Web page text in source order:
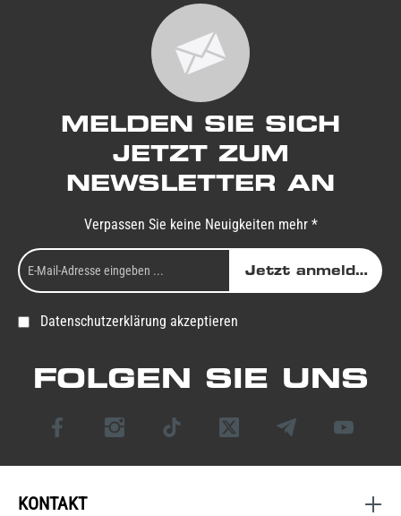
MELDEN SIE SICH
JETZT ZUM
NEWSLETTER AN
Verpassen Sie keine Neuigkeiten mehr *
Jetzt anmelden
Datenschutzerklärung akzeptieren
FOLGEN SIE UNS
KONTAKT